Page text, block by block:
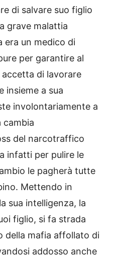
di salvare suo figlio
grave malattia
era un medico di
per garantire al
di lavorare
insieme a sua
involontariamente a
cambia
del narcotraffico
infatti per pulire le
le pagherà tutte
Mettendo in
sua intelligenza, la
figlio, si fa strada
della mafia affollato di
addosso anche